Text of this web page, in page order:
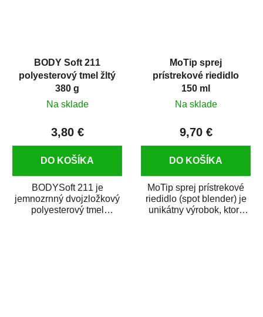
BODY Soft 211
polyesterový tmel žltý
380 g
Na sklade
3,80 €
DO KOŠÍKA
BODYSoft 211 je
jemnozrnný dvojzložkový
polyesterový tmel
MoTip sprej
prístrekové riedidlo
150 ml
Na sklade
9,70 €
DO KOŠÍKA
MoTip sprej prístrekové
riedidlo (spot blender) je
unikátny výrobok, ktorý